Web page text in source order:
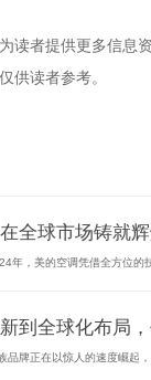
读者提供更多信息
供读者参考。
全球市场铸就
年，美的空调凭借全方位的
到全球化布局
牌正在以惊人的速度崛起